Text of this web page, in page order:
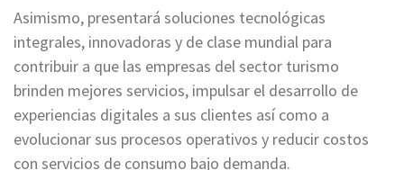
Asimismo, presentará soluciones tecnológicas
integrales, innovadoras y de clase mundial para
contribuir a que las empresas del sector turismo
brinden mejores servicios, impulsar el desarrollo de
experiencias digitales a sus clientes así como a
evolucionar sus procesos operativos y reducir costos
con servicios de consumo bajo demanda.